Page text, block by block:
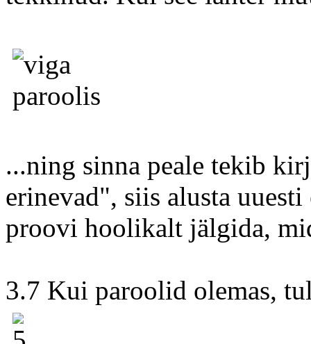
...ning sinna peale tekib
erinevad", siis alusta
proovi hoolikalt jälgida,
3.7 Kui paroolid olemas,